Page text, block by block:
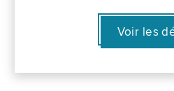
Voir les